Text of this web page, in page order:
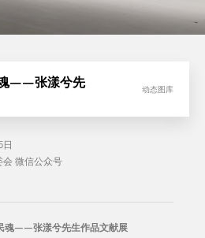
魂——张漾兮先
动态图库
日
会 微信公众号
魂——张漾兮先生作品文献展